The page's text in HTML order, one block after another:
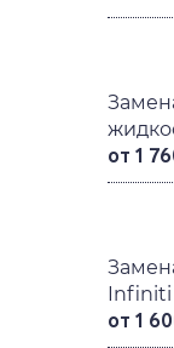
от 1
Infiniti
от 1